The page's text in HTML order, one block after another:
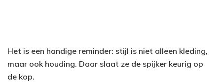
Het is een handige reminder: stijl is niet alleen kleding,
maar ook houding. Daar slaat ze de spijker keurig op
de kop.